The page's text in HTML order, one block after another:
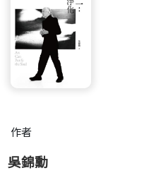
作者
吳錦勳